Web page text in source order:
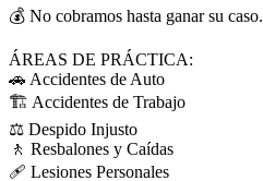
💰 No cobramos hasta ganar su caso.
ÁREAS DE PRÁCTICA:
🚗 Accidentes de Auto
🏗️ Accidentes de Trabajo
⚖️ Despido Injusto
🚶 Resbalones y Caídas
🩹 Lesiones Personales